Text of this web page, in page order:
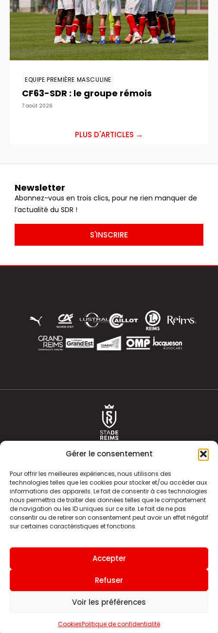
Gérer le consentement
Pour offrir les meilleures expériences, nous utilisons des
technologies telles que les cookies pour stocker et/ou accéder aux
informations des appareils. Le fait de consentir à ces technologies
nous permettra de traiter des données telles que le comportement
de navigation ou les ID uniques sur ce site. Le fait de ne pas
consentir ou de retirer son consentement peut avoir un effet négatif
sur certaines caractéristiques et fonctions.
Accepter
Refuser
Voir les préférences
CookiesPolitique de confidentialité
EQUIPE PREMIÈRE MASCULINE
CF63-SDR : le groupe rémois
7 août 2026
PLUS D'ARTICLES →
Newsletter
Abonnez-vous en trois clics, pour ne rien manquer de
l’actualité du SDR !
S'INSCRIRE
ACTUALITÉS
CLUB
BOUTIQUE
HISTOIRE
ÉQUIPE PREMIERE
INFOS ET CONTACT